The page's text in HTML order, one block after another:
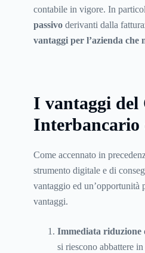
contabile in vigore. In
passivoderivanti dalla
vantaggi per l’azienda che
I vantaggi
Interbancario
Come accennato in
strumento digitale e di
vantaggio ed un’opportunità
vantaggi.
Immediata riduzione
si riescono abbattere